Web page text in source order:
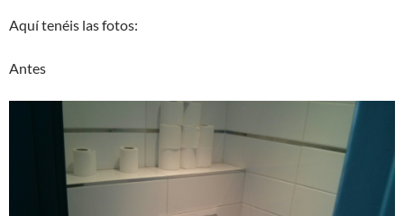
Aquí tenéis las fotos:
Antes